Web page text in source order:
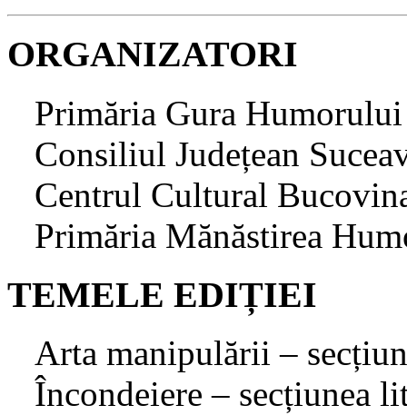
ORGANIZATORI
Primăria Gura Humorului
Consiliul Județean
Centrul Cultural
Primăria Mănăstirea
TEMELE EDIȚIEI
Arta manipulării –
Încondeiere – secțiunea